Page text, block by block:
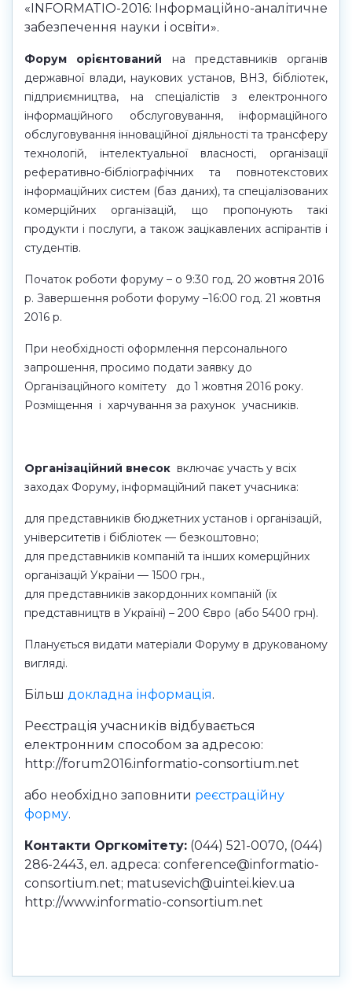
«INFORMATIO-2016: Інформаційно-аналітичне
забезпечення науки і освіти».
Форум орієнтований на представників органів
державної влади, наукових установ, ВНЗ, бібліотек,
підприємництва, на спеціалістів з електронного
інформаційного обслуговування, інформаційного
обслуговування інноваційної діяльності та трансферу
технологій, інтелектуальної власності, організації
реферативно-бібліографічних та повнотекстових
інформаційних систем (баз даних), та спеціалізованих
комерційних організацій, що пропонують такі
продукти і послуги, а також зацікавлених аспірантів і
студентів.
Початок роботи форуму – о 9:30 год. 20 жовтня 2016
р. Завершення роботи форуму –16:00 год. 21 жовтня
2016 р.
При необхідності оформлення персонального
запрошення, просимо подати заявку до
Організаційного комітету до 1 жовтня 2016 року.
Розміщення і харчування за рахунок учасників.
Організаційний внесок включає участь у всіх
заходах Форуму, інформаційний пакет учасника:
для представників бюджетних установ і організацій,
університетів і бібліотек — безкоштовно;
для представників компаній та інших комерційних
організацій України — 1500 грн.,
для представників закордонних компаній (їх
представництв в Україні) – 200 Євро (або 5400 грн).
Планується видати матеріали Форуму в друкованому
вигляді.
Більш докладна інформація.
Реєстрація учасників відбувається
електронним способом за адресою:
http://forum2016.informatio-consortium.net
або необхідно заповнити реєстраційну
форму.
Контакти Оргкомітету: (044) 521-0070, (044)
286-2443, ел. адреса: conference@informatio-
consortium.net; matusevich@uintei.kiev.ua
http://www.informatio-consortium.net